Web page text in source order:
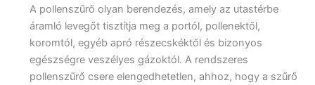
A pollenszűrő olyan berendezés, amely az utastérbe
áramló levegőt tisztítja meg a portól, pollenektől,
koromtól, egyéb apró részecskéktől és bizonyos
egészségre veszélyes gázoktól. A rendszeres
pollenszűrő csere elengedhetetlen, ahhoz, hogy a szűrő